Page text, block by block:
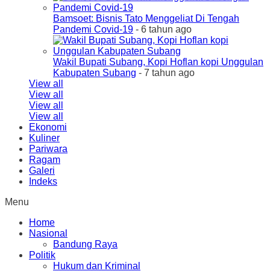
Bamsoet: Bisnis Tato Menggeliat Di Tengah
Pandemi Covid-19 - 6 tahun ago
Wakil Bupati Subang, Kopi Hoflan kopi Unggulan
Kabupaten Subang - 7 tahun ago
View all
View all
View all
View all
Ekonomi
Kuliner
Pariwara
Ragam
Galeri
Indeks
Menu
Home
Nasional
Bandung Raya
Politik
Hukum dan Kriminal